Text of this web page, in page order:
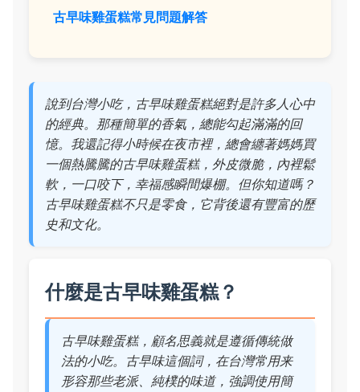
古早味雞蛋糕常見問題解答
說到台灣小吃，古早味雞蛋糕絕對是許多人心中
的經典。那種簡單的香氣，總能勾起滿滿的回
憶。我還記得小時候在夜市裡，總會纏著媽媽買
一個熱騰騰的古早味雞蛋糕，外皮微脆，內裡鬆
軟，一口咬下，幸福感瞬間爆棚。但你知道嗎？
古早味雞蛋糕不只是零食，它背後還有豐富的歷
史和文化。
什麼是古早味雞蛋糕？
古早味雞蛋糕，顧名思義就是遵循傳統做
法的小吃。古早味這個詞，在台灣常用来
形容那些老派、純樸的味道，強調使用簡